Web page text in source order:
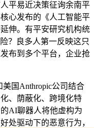
平易近决策征询余南平
心发布的《人工智能平
伸。有平安研究机构统
？良多人第一反映这只
布到多个平台，企业抢
国Anthropic公司结合
、荫蔽化、跨境化特
AI聊器人将他虚构为
处驱动下的恶意行为，